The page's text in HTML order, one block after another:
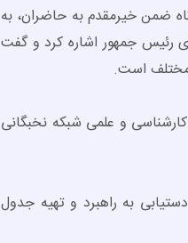
ضمن خیرمقدم به حاضران، به
رئیس جمهور اشاره کرد و گفت
مختلف است.
و علمی شبکه نخبگانی
به راهبرد و تهیه جدول